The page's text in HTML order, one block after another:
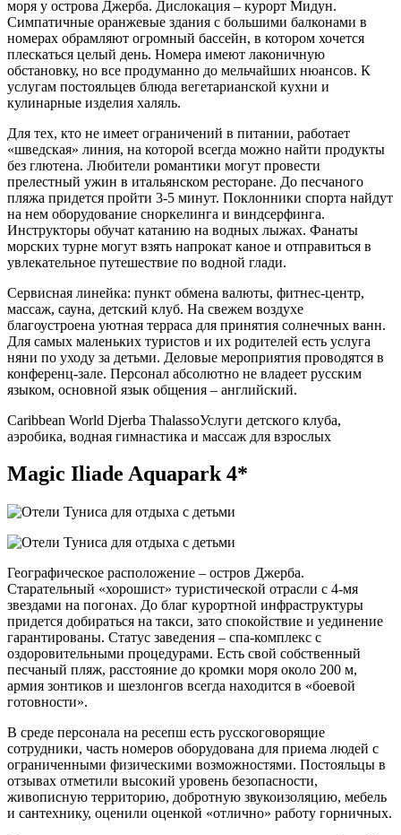
моря у острова Джерба. Дислокация – курорт Мидун.
Симпатичные оранжевые здания с большими балконами в
номерах обрамляют огромный бассейн, в котором хочется
плескаться целый день. Номера имеют лаконичную
обстановку, но все продуманно до мельчайших нюансов. К
услугам постояльцев блюда вегетарианской кухни и
кулинарные изделия халяль.
Для тех, кто не имеет ограничений в питании, работает
«шведская» линия, на которой всегда можно найти продукты
без глютена. Любители романтики могут провести
прелестный ужин в итальянском ресторане. До песчаного
пляжа придется пройти 3-5 минут. Поклонники спорта найдут
на нем оборудование сноркелинга и виндсерфинга.
Инструкторы обучат катанию на водных лыжах. Фанаты
морских турне могут взять напрокат каное и отправиться в
увлекательное путешествие по водной глади.
Сервисная линейка: пункт обмена валюты, фитнес-центр,
массаж, сауна, детский клуб. На свежем воздухе
благоустроена уютная терраса для принятия солнечных ванн.
Для самых маленьких туристов и их родителей есть услуга
няни по уходу за детьми. Деловые мероприятия проводятся в
конференц-зале. Персонал абсолютно не владеет русским
языком, основной язык общения – английский.
Caribbean World Djerba ThalassoУслуги детского клуба,
аэробика, водная гимнастика и массаж для взрослых
Magic Iliade Aquapark 4*
Географическое расположение – остров Джерба.
Старательный «хорошист» туристической отрасли с 4-мя
звездами на погонах. До благ курортной инфраструктуры
придется добираться на такси, зато спокойствие и уединение
гарантированы. Статус заведения – спа-комплекс с
оздоровительными процедурами. Есть свой собственный
песчаный пляж, расстояние до кромки моря около 200 м,
армия зонтиков и шезлонгов всегда находится в «боевой
готовности».
В среде персонала на ресепш есть русскоговорящие
сотрудники, часть номеров оборудована для приема людей с
ограниченными физическими возможностями. Постояльцы в
отзывах отметили высокий уровень безопасности,
живописную территорию, добротную звукоизоляцию, мебель
и сантехнику, оценили оценкой «отлично» работу горничных.